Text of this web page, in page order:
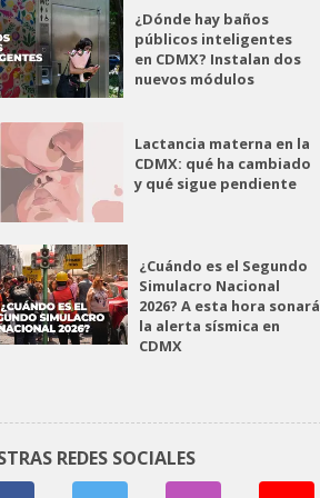
¿Dónde hay baños
públicos inteligentes
en CDMX? Instalan dos
nuevos módulos
Lactancia materna en la
CDMX: qué ha cambiado
y qué sigue pendiente
¿Cuándo es el Segundo
Simulacro Nacional
2026? A esta hora sonará
la alerta sísmica en
CDMX
REDES SOCIALES